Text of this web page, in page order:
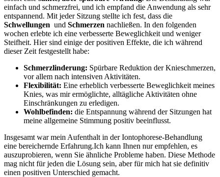
einfach‍ und⁢ schmerzfrei, und ‌ich empfand⁣ die Anwendung als sehr
entspannend.‍ Mit jeder Sitzung stellte⁤ ich⁤ fest, dass⁣ die
Schwellungen ‌ und Schmerzen nachließen.⁢ In den ‍folgenden
wochen erlebte ich‍ eine verbesserte Beweglichkeit ‌und weniger ​
Steifheit. ⁢Hier sind einige der​ positiven Effekte, die ‍ich während
dieser Zeit festgestellt habe:
Schmerzlinderung: Spürbare ‍Reduktion der ​Knieschmerzen,
vor allem ⁢nach ⁢intensiven Aktivitäten.
Flexibilität: ⁤Eine erheblich verbesserte‍ Beweglichkeit meines
Knies, was mir ermöglichte,‌ alltägliche Aktivitäten⁢ ohne ​
Einschränkungen⁣ zu erledigen.
Wohlbefinden: ‌die ⁢Entspannung während der Sitzungen hat
meine⁣ allgemeine Stimmung positiv beeinflusst.
Insgesamt war mein Aufenthalt in der Iontophorese-Behandlung​
eine bereichernde Erfahrung.Ich kann Ihnen nur ⁢empfehlen, es
auszuprobieren, wenn Sie ähnliche Probleme haben. Diese​ Methode
mag‌ nicht‌ für ⁢jeden die Lösung sein, aber für mich hat⁣ sie‌ definitiv
⁢einen positiven Unterschied gemacht.